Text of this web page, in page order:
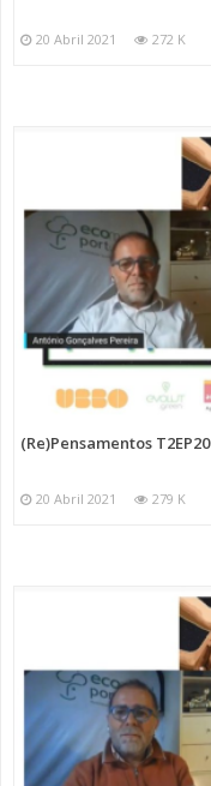
20 Abril 2021 272 K
(Re)Pensamentos T2EP20
20 Abril 2021 279 K